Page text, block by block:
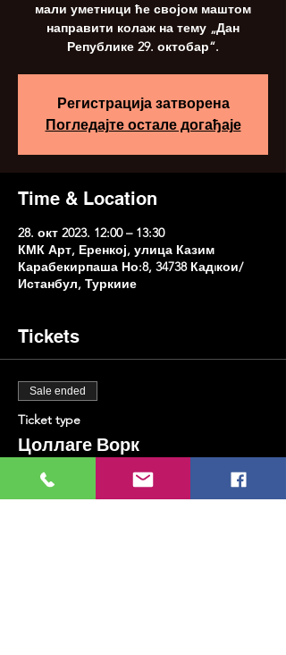
мали уметници ће својом маштом
направити колаж на тему „Дан
Републике 29. октобар“.
Регистрација затворена
Погледајте остале догађаје
Time & Location
28. окт 2023. 12:00 – 13:30
КМК Арт, Еренкој, улица Казим
Карабекирпаша Но:8, 34738 Кадıкои/
Истанбул, Туркиие
Tickets
Sale ended
Ticket type
Цоллаге Ворк
Price
TRY 300.00